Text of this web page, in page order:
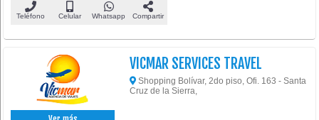
Teléfono Celular Whatsapp Compartir
VICMAR SERVICES TRAVEL
Shopping Bolívar, 2do piso, Ofi. 163 - Santa
Cruz de la Sierra,